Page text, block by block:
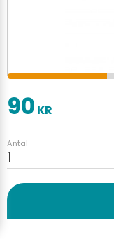
90 KR
Antal